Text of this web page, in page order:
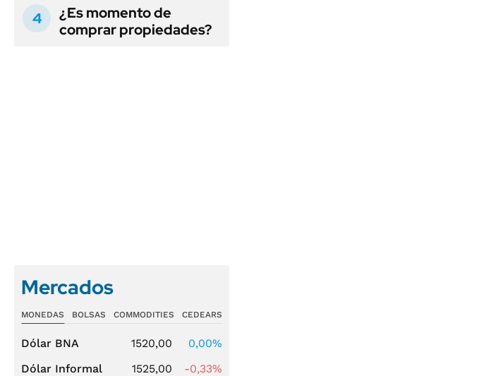
¿Es momento de
comprar propiedades?
Mercados
MONEDAS BOLSAS COMMODITIES CEDEARS
Dólar BNA 1520,00
0,00%
Dólar Informal
1525,00
-0,33%